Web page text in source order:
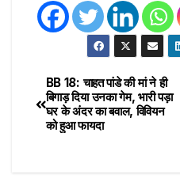
BB 18: चाहत पांडे की मां ने ही
बिगाड़ दिया उनका गेम, भारी पड़ा
घर के अंदर का बवाल, विवियन
को हुआ फायदा